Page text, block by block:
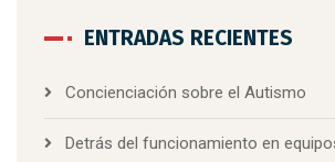
ENTRADAS RECIENTES
Concienciación sobre el Autismo
Detrás del funcionamiento en